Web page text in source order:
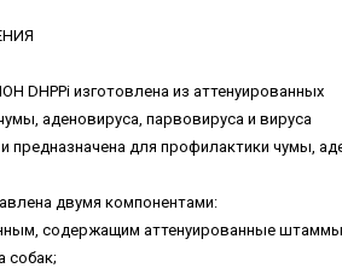
DHPPi изготовлена из аттенуированных
аденовируса, парвовируса и вируса
предназначена для профилактики чумы,
двумя компонентами:
содержащим аттенуированные штаммы
собак;